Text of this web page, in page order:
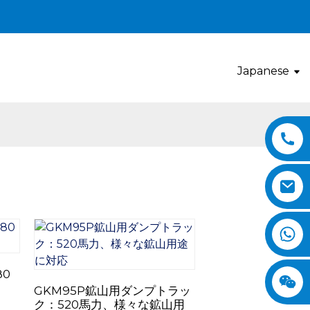
Japanese
GKM95P鉱山用ダンプトラッ
ク：520馬力、様々な鉱山用